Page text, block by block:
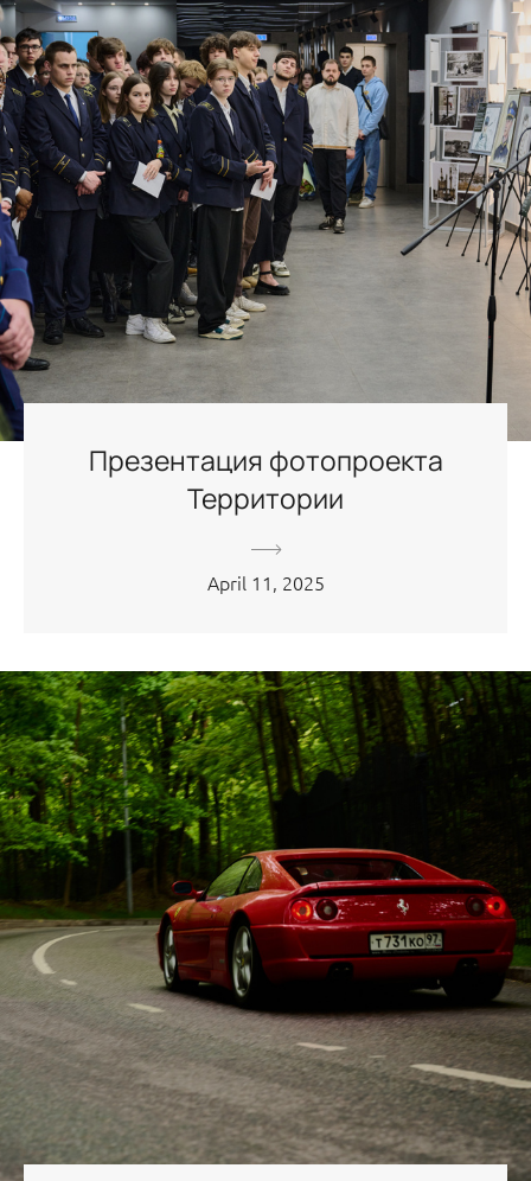
Презентация фотопроекта
Территории
April 11, 2025